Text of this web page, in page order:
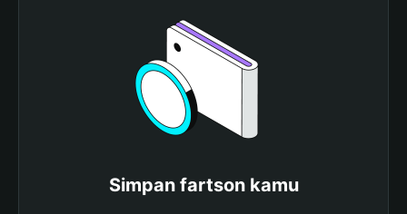
Simpan fartson kamu